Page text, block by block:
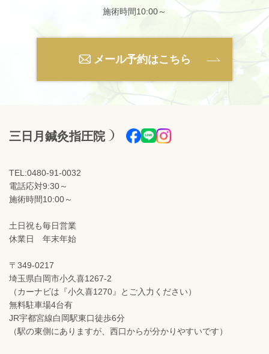
施術時間10:00～
メール予約はこちら
三日月鍼灸指圧院
TEL:0480-91-0032
電話応対9:30～
施術時間10:00～
土日祝も毎日営業
休業日 年末年始
〒349-0217
埼玉県白岡市小久喜1267-2
（カーナビは『小久喜1270』とご入力ください）
無料駐車場4台有
JR宇都宮線白岡駅東口徒歩6分
（駅の東側にありますが、西口からが分かりやすいです）